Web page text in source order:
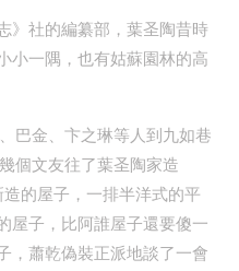
》社的編纂部，葉圣陶昔時
小一隅，也有姑蘇園林的高
巴金、卞之琳等人到九如巷
個文友往了葉圣陶家造
的屋子，一排半洋式的平
屋子，比阿誰屋子還要傻一
，蕭乾偽裝正派地談了一會